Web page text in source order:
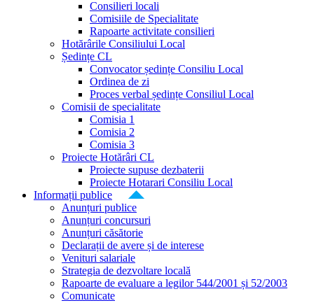
Consilieri locali
Comisiile de Specialitate
Rapoarte activitate consilieri
Hotărârile Consiliului Local
Ședințe CL
Convocator ședințe Consiliu Local
Ordinea de zi
Proces verbal ședințe Consiliul Local
Comisii de specialitate
Comisia 1
Comisia 2
Comisia 3
Proiecte Hotărâri CL
Proiecte supuse dezbaterii
Proiecte Hotarari Consiliu Local
Informații publice
Anunțuri publice
Anunțuri concursuri
Anunțuri căsătorie
Declarații de avere și de interese
Venituri salariale
Strategia de dezvoltare locală
Rapoarte de evaluare a legilor 544/2001 și 52/2003
Comunicate